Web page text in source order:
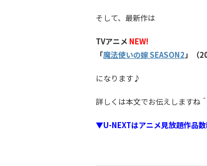
そして、最新作は
TVアニメ NEW!
「魔法使いの嫁 SEASON2 」（
になります♪
詳しくは本文でお伝えしますね
▼U-NEXTはアニメ見放題作品